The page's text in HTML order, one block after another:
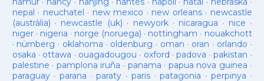
nepal · neuchatel · new mexico · new orleans· newcastle
(austràlia) · newcastle (uk) · newyork· nicaragua · nice ·
niger· nigeria · norge (noruega) · nottingham · nouakchott
· nürnberg · oklahoma · oldenburg · oman · oran · orlando ·
osaka · ottawa · ouagadougou · oxford ·padova ·pakistan ·
palestine · pamplona iruña · panama · papua nova guinea ·
paraguay· parana ·paraty · paris·patagonia · perpinya ·